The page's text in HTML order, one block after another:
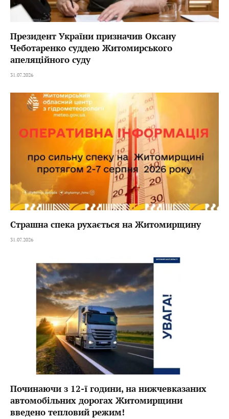
Президент України призначив Оксану
Чеботаренко суддею Житомирського
апеляційного суду
31.07.2026
Страшна спека рухається на Житомирщину
31.07.2026
Починаючи з 12-ї години, на нижчевказаних
автомобільних дорогах Житомирщини
введено тепловий режим!